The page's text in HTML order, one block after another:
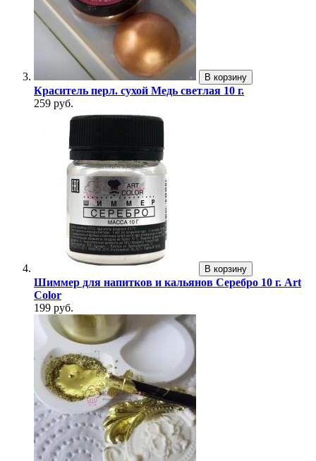
В корзину
Краситель перл. сухой Медь светлая 10 г.
259 руб.
В корзину
Шиммер для напитков и кальянов Серебро 10 г. Art
Color
199 руб.